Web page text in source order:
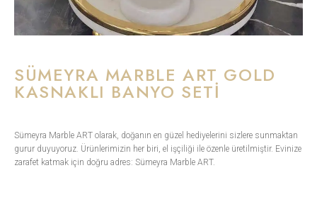
SÜMEYRA MARBLE ART GOLD
KASNAKLI BANYO SETI
Sümeyra Marble ART olarak, doğanın en güzel hediyelerini sizlere sunmaktan
gurur duyuyoruz. Ürünlerimizin her biri, el işçiliği ile özenle üretilmiştir. Evinize
zarafet katmak için doğru adres: Sümeyra Marble ART.